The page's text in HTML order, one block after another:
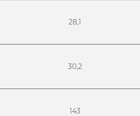
28,1
30,2
143